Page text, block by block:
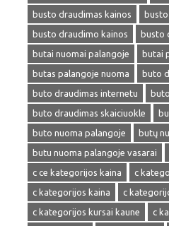
busto draudimas kainos
busto draudimo kainos
busto
butai nuomai palangoje
butai
butas palangoje nuoma
buto
buto draudimas internetu
buto draudimas skaiciuokle
buto nuoma palangoje
butų
butu nuoma palangoje vasarai
c ce kategorijos kaina
c
c kategorijos kaina
c
c kategorijos kursai kaune
c